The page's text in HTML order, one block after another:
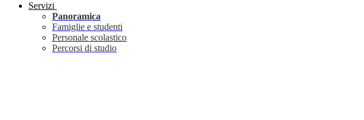
Servizi
Panoramica
Famiglie e studenti
Personale scolastico
Percorsi di studio